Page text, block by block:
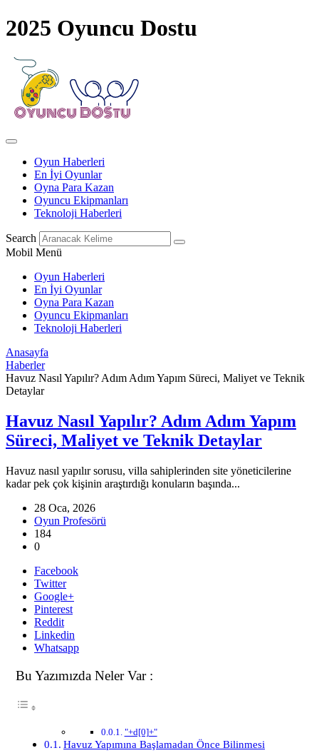
2025 Oyuncu Dostu
Oyun Haberleri
En İyi Oyunlar
Oyna Para Kazan
Oyuncu Ekipmanları
Teknoloji Haberleri
Search
Mobil Menü
Oyun Haberleri
En İyi Oyunlar
Oyna Para Kazan
Oyuncu Ekipmanları
Teknoloji Haberleri
Anasayfa
Haberler
Havuz Nasıl Yapılır? Adım Adım Yapım Süreci, Maliyet ve Teknik
Detaylar
Havuz Nasıl Yapılır? Adım Adım Yapım
Süreci, Maliyet ve Teknik Detaylar
Havuz nasıl yapılır sorusu, villa sahiplerinden site yöneticilerine
kadar pek çok kişinin araştırdığı konuların başında...
28 Oca, 2026
Oyun Profesörü
184
0
Facebook
Twitter
Google+
Pinterest
Reddit
Linkedin
Whatsapp
Bu Yazımızda Neler Var :
"+d[0]+"
Havuz Yapımına Başlamadan Önce Bilinmesi